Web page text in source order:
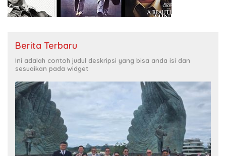
Berita Terbaru
Ini adalah contoh judul deskripsi yang bisa anda isi dan
sesuaikan pada widget